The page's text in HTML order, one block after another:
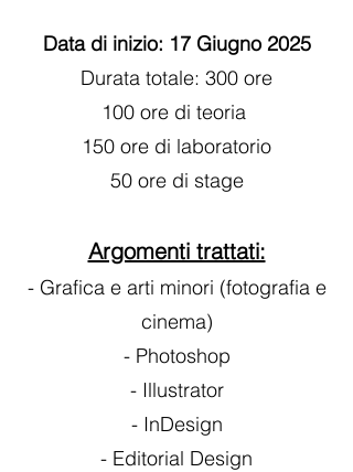
Data di inizio: 17 Giugno 2025
Durata totale: 300 ore
100 ore di teoria
150 ore di laboratorio
50 ore di stage
Argomenti trattati:
- Grafica e arti minori (fotografia e
cinema)
- Photoshop
- Illustrator
- InDesign
- Editorial Design